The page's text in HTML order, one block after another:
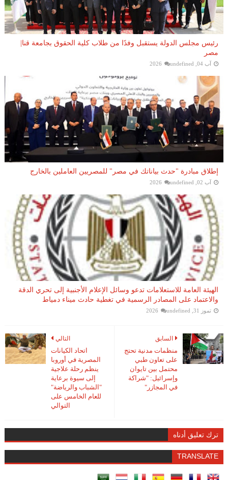
رئيس مجلس الدولة يستقبل وفدًا من طلاب كلية الحقوق بجامعة قنا|
مصر
آب 04, 2026 undefined
إطلاق مبادرة "حدث بياناتك في مصر" للمصريين العاملين بالخارج
آب 02, 2026 undefined
الهيئة العامة للاستعلامات تدعو وسائل الإعلام الأجنبية إلى تحري الدقة
والاعتماد على المصادر الرسمية في تغطية حادث ميناء دمياط
تموز 31, 2026 undefined
التالي
اتحاد الكيانات
المصرية في أوروبا
ينظم رحلة علاجية
إلى سيوة برعاية
"الشباب والرياضة"
للعام الخامس على
التوالي
السابق
منظمات مدنية تحتج
على تعاون طبي
محتمل بين تايوان
وإسرائيل: "شراكة
في المجازر"
ترك تعليق أدناه
TRANSLATE